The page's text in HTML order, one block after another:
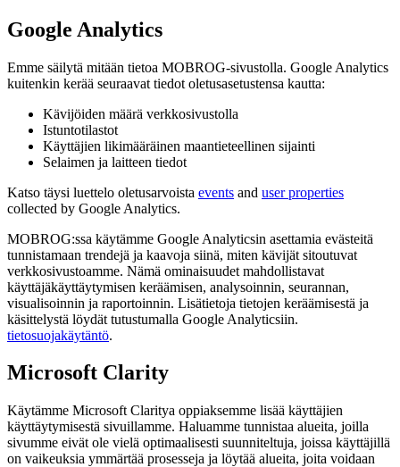
Google Analytics
Emme säilytä mitään tietoa MOBROG-sivustolla. Google Analytics
kuitenkin kerää seuraavat tiedot oletusasetustensa kautta:
Kävijöiden määrä verkkosivustolla
Istuntotilastot
Käyttäjien likimääräinen maantieteellinen sijainti
Selaimen ja laitteen tiedot
Katso täysi luettelo oletusarvoista events and user properties
collected by Google Analytics.
MOBROG:ssa käytämme Google Analyticsin asettamia evästeitä
tunnistamaan trendejä ja kaavoja siinä, miten kävijät sitoutuvat
verkkosivustoamme. Nämä ominaisuudet mahdollistavat
käyttäjäkäyttäytymisen keräämisen, analysoinnin, seurannan,
visualisoinnin ja raportoinnin. Lisätietoja tietojen keräämisestä ja
käsittelystä löydät tutustumalla Google Analyticsiin.
tietosuojakäytäntö.
Microsoft Clarity
Käytämme Microsoft Claritya oppiaksemme lisää käyttäjien
käyttäytymisestä sivuillamme. Haluamme tunnistaa alueita, joilla
sivumme eivät ole vielä optimaalisesti suunniteltuja, joissa käyttäjillä
on vaikeuksia ymmärtää prosesseja ja löytää alueita, joita voidaan